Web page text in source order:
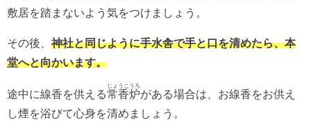
敷居を踏まないよう気をつけましょう。
その後、 神社と同じように手水舎で手と口を清めたら、本
堂へと向かいます。
途中に線香を供える常香炉
じょうこうろ
がある場合は、お線香をお供え
し煙を浴びて心身を清めましょう。